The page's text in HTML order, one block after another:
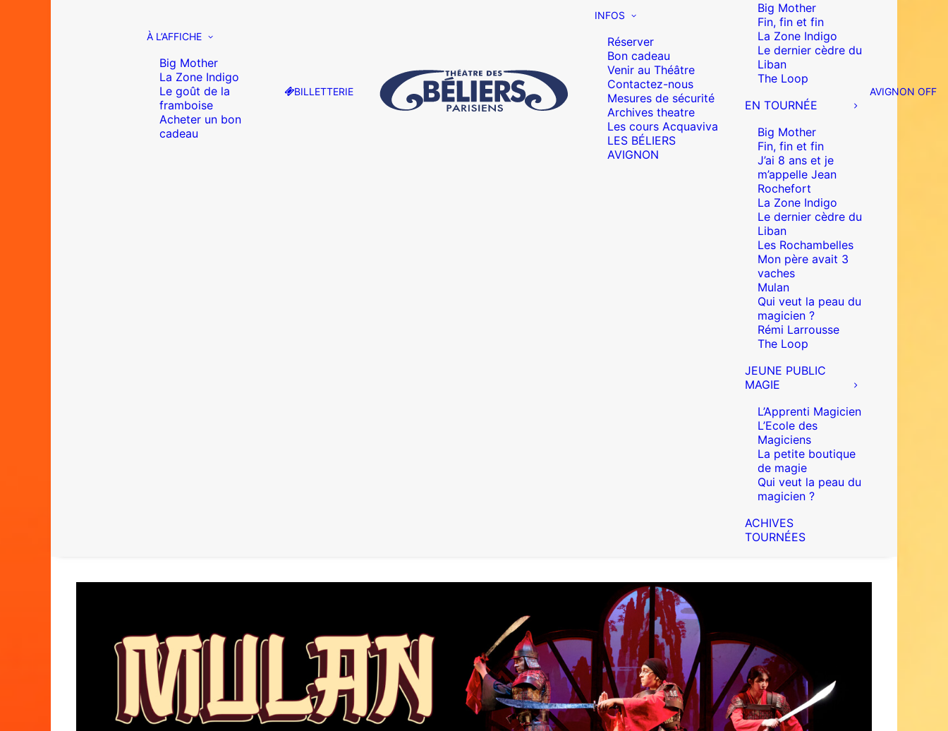
À L’AFFICHE
Big Mother
La Zone Indigo
Le goût de la
framboise
Acheter un bon
cadeau
BILLETTERIE
INFOS
Réserver
Bon cadeau
Venir au Théâtre
Contactez-nous
Mesures de sécurité
Archives theatre
Les cours Acquaviva
LES BÉLIERS
AVIGNON
Big Mother
Fin, fin et fin
La Zone Indigo
Le dernier cèdre du
Liban
The Loop
EN TOURNÉE
Big Mother
Fin, fin et fin
J’ai 8 ans et je
m’appelle Jean
Rochefort
La Zone Indigo
Le dernier cèdre du
Liban
Les Rochambelles
Mon père avait 3
vaches
Mulan
Qui veut la peau du
magicien ?
Rémi Larrousse
The Loop
JEUNE PUBLIC
MAGIE
L’Apprenti Magicien
L’Ecole des
Magiciens
La petite boutique
de magie
Qui veut la peau du
magicien ?
ACHIVES
TOURNÉES
AVIGNON OFF